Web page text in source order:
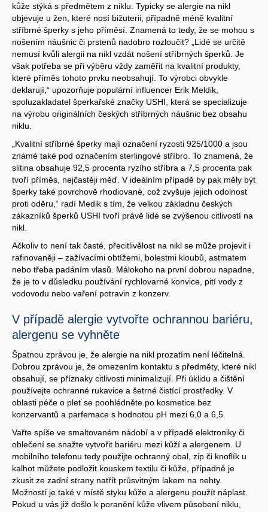
kůže stýká s předmětem z niklu. Typicky se alergie na nikl
objevuje u žen, které nosí bižuterii, případně méně kvalitní
stříbrné šperky s jeho příměsí. Znamená to tedy, že se mohou s
nošením náušnic či prstenů nadobro rozloučit? „Lidé se určitě
nemusí kvůli alergii na nikl vzdát nošení stříbrných šperků. Je
však potřeba se při výběru vždy zaměřit na kvalitní produkty,
které příměs tohoto prvku neobsahují. To výrobci obvykle
deklarují,“ upozorňuje populární influencer Erik Meldik,
spoluzakladatel šperkařské značky USHI, která se specializuje
na výrobu originálních českých stříbrných náušnic bez obsahu
niklu.
„Kvalitní stříbrné šperky mají označení ryzosti 925/1000 a jsou
známé také pod označením sterlingové stříbro. To znamená, že
slitina obsahuje 92,5 procenta ryzího stříbra a 7,5 procenta pak
tvoří příměs, nejčastěji měď. V ideálním případě by pak měly být
šperky také povrchově rhodiované, což zvyšuje jejich odolnost
proti oděru,“ radí Medik s tím, že velkou základnu českých
zákazníků šperků USHI tvoří právě lidé se zvýšenou citlivostí na
nikl.
Ačkoliv to není tak časté, přecitlivělost na nikl se může projevit i
rafinovaněji – zažívacími obtížemi, bolestmi kloubů, astmatem
nebo třeba padáním vlasů. Málokoho na první dobrou napadne,
že je to v důsledku používání rychlovarné konvice, pití vody z
vodovodu nebo vaření potravin z konzerv.
V případě alergie vytvořte ochrannou bariéru,
alergenu se vyhněte
Špatnou zprávou je, že alergie na nikl prozatím není léčitelná.
Dobrou zprávou je, že omezením kontaktu s předměty, které nikl
obsahují, se příznaky citlivosti minimalizují. Při úklidu a čištění
používejte ochranné rukavice a šetrné čistící prostředky. V
oblasti péče o pleť se poohlédněte po kosmetice bez
konzervantů a parfemace s hodnotou pH mezi 6,0 a 6,5.
Vařte spíše ve smaltovaném nádobí a v případě elektroniky či
oblečení se snažte vytvořit bariéru mezi kůží a alergenem. U
mobilního telefonu tedy použijte ochranný obal, zip či knoflík u
kalhot můžete podložit kouskem textilu či kůže, případně je
zkusit ze zadní strany natřít průsvitným lakem na nehty.
Možností je také v místě styku kůže a alergenu použít náplast.
Pokud u vás již došlo k poranění kůže vlivem působení niklu,